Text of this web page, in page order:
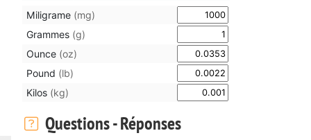
Miligrame (mg)
Grammes (g)
Ounce (oz)
Pound (lb)
Kilos (kg)
Questions - Réponses